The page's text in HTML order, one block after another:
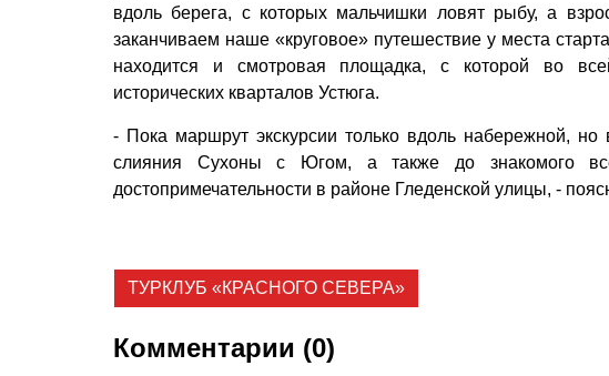
вдоль берега, с которых мальчишки ловят рыбу, а
заканчиваем наше «круговое» путешествие у места
находится и смотровая площадка, с которой во
исторических кварталов Устюга.
- Пока маршрут экскурсии только вдоль набережной,
слияния Сухоны с Югом, а также до знакомого
достопримечательности в районе Гледенской улицы, -
ТУРКЛУБ «КРАСНОГО СЕВЕРА»
Комментарии (0)